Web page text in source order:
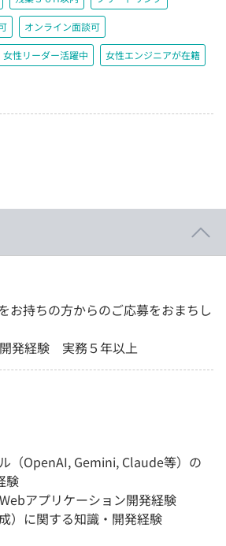
オンライン面談可
女性リーダー活躍中 女性エンジニアが在籍
お持ちの方からのご応募をおまちし
開発経験 実務５年以上
（OpenAI, Gemini, Claude等）の
験
アプリケーション開発経験
）に関する知識・開発経験